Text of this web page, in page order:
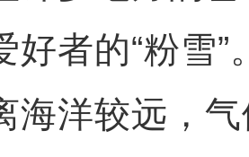
好者的“粉雪
海洋较远，